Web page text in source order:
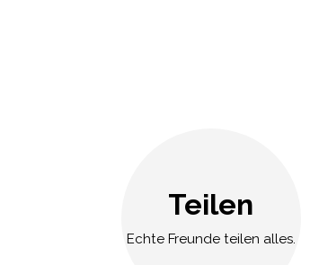
Teilen
Echte Freunde teilen alles.